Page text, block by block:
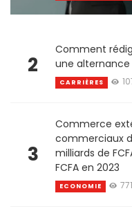
2
Comment
une alternance
CARRIÈRES
3
Commerce
commerciaux
milliards de
FCFA en 2023
ECONOMIE